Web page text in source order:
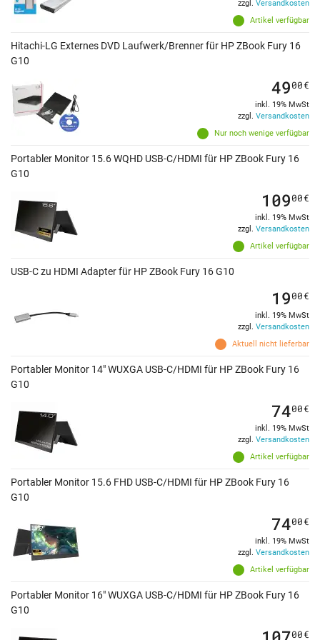
Artikel verfügbar
zzgl. Versandkosten
Hitachi-LG Externes DVD Laufwerk/Brenner für HP ZBook Fury 16
G10
Nur noch wenige verfügbar
4900€
inkl. 19% MwSt
zzgl. Versandkosten
Portabler Monitor 15.6 WQHD USB-C/HDMI für HP ZBook Fury 16
G10
Artikel verfügbar
10900€
inkl. 19% MwSt
zzgl. Versandkosten
USB-C zu HDMI Adapter für HP ZBook Fury 16 G10
Aktuell nicht lieferbar
1900€
inkl. 19% MwSt
zzgl. Versandkosten
Portabler Monitor 14" WUXGA USB-C/HDMI für HP ZBook Fury 16
G10
Artikel verfügbar
7400€
inkl. 19% MwSt
zzgl. Versandkosten
Portabler Monitor 15.6 FHD USB-C/HDMI für HP ZBook Fury 16
G10
Artikel verfügbar
7400€
inkl. 19% MwSt
zzgl. Versandkosten
Portabler Monitor 16" WUXGA USB-C/HDMI für HP ZBook Fury 16
G10
00€